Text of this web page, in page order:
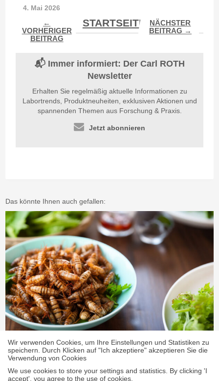
Wir verwenden Cookies, um Ihre Einstellungen und Statistiken zu
speichern. Durch Klicken auf "Ich akzeptiere" akzeptieren Sie die
Verwendung von Cookies
We use cookies to store your settings and statistics. By clicking 'I
accept', you agree to the use of cookies.
4. Mai 2026
←
VORHERIGER
BEITRAG
STARTSEITE
NÄCHSTER
BEITRAG →
📬 Immer informiert: Der Carl ROTH
Newsletter
Erhalten Sie regelmäßig aktuelle Informationen zu
Labortrends, Produktneuheiten, exklusiven Aktionen und
spannenden Themen aus Forschung & Praxis.
Jetzt abonnieren
Das könnte Ihnen auch gefallen:
Insekten – eine sinnvolle Ergänzung auf dem
Speiseplan?!
20. Oktober 2023